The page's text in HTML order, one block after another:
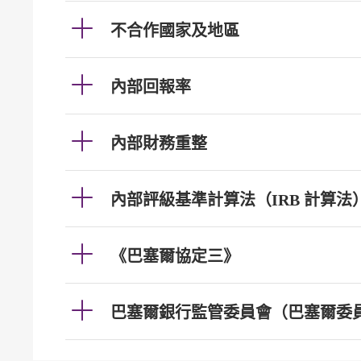
不合作國家及地區
內部回報率
內部財務重整
內部評級基準計算法（IRB 計算法）
《巴塞爾協定三》
巴塞爾銀行監管委員會（巴塞爾委